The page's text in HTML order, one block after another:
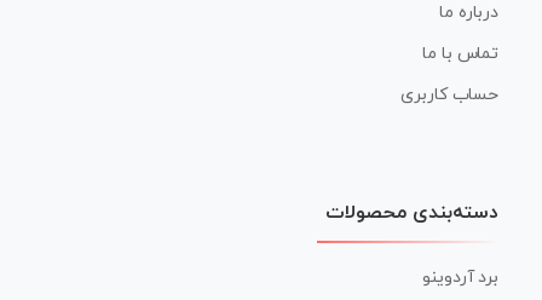
درباره ما
تماس با ما
حساب کاربری
دسته‌بندی محصولات
برد آردوینو